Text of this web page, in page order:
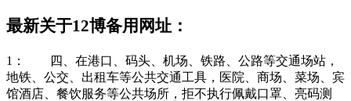
最新关于12博备用网址：
1： 四、在港口、码头、机场、铁路、公路等交通场站，
地铁、公交、出租车等公共交通工具，医院、商场、菜场、宾
馆酒店、餐饮服务等公共场所，拒不执行佩戴口罩、亮码测